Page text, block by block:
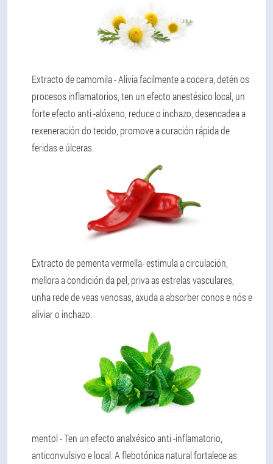
Extracto de camomila- Alivia facilmente a coceira, detén os
procesos inflamatorios, ten un efecto anestésico local, un
forte efecto anti -alóxeno, reduce o inchazo, desencadea a
rexeneración do tecido, promove a curación rápida de
feridas e úlceras.
Extracto de pementa vermella- estimula a circulación,
mellora a condición da pel, priva as estrelas vasculares,
unha rede de veas venosas, axuda a absorber conos e nós e
aliviar o inchazo.
mentol- Ten un efecto analxésico anti -inflamatorio,
anticonvulsivo e local. A flebotónica natural fortalece as